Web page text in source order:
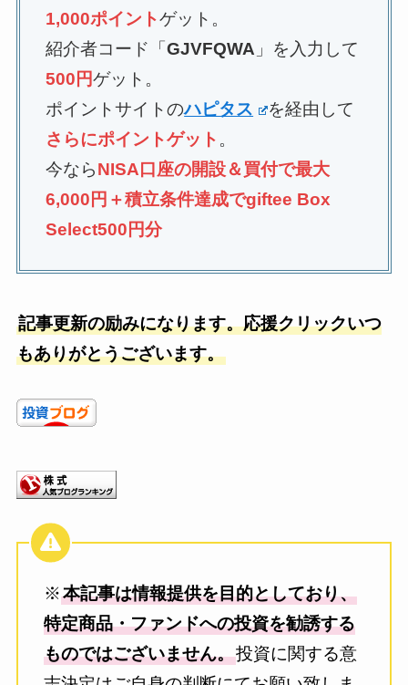
1,000ポイントゲット。
紹介者コード「GJVFQWA 」を入力して
500円ゲット。
ポイントサイトのハピタス
を経由して
さらにポイントゲット 。
今ならNISA口座の開設＆買付で最大
6,000円＋積立条件達成でgiftee Box
Select500円分
記事更新の励みになります。応援クリックいつ
もありがとうございます。
※本記事は情報提供を目的としており、
特定商品・ファンドへの投資を勧誘する
ものではございません。投資に関する意